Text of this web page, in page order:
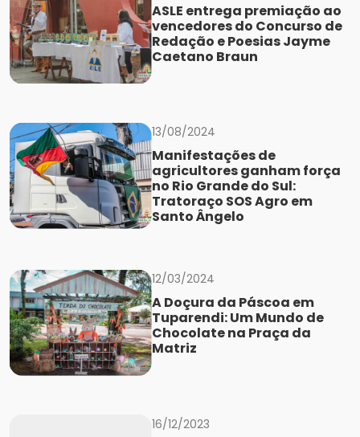
ASLE entrega premiação ao
vencedores do Concurso de
Redação e Poesias Jayme
Caetano Braun
13/08/2024
Manifestações de
agricultores ganham força
no Rio Grande do Sul:
Tratoraço SOS Agro em
Santo Ângelo
12/03/2024
A Doçura da Páscoa em
Tuparendi: Um Mundo de
Chocolate na Praça da
Matriz
16/12/2023